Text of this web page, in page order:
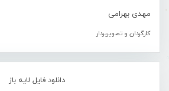
مهدی بهرامی
کارگردان و تصویربردار
دانلود فایل لایه باز